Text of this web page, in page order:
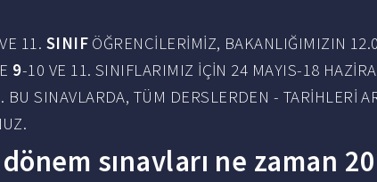
11. SINIF ÖĞRENCİLERİMİZ, BAKANLIĞIMIZIN
9-10 VE 11. SINIFLARIMIZ İÇİN 24 MAYIS-18
BU SINAVLARDA, TÜM DERSLERDEN - TARİHLERİ
dönem sınavları ne zaman